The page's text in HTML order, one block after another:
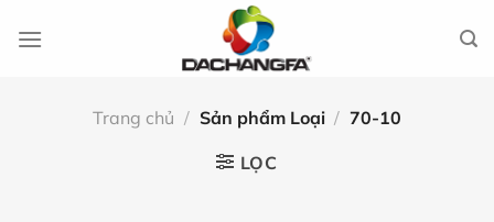
đến
Trang chủ / Sản phẩm Loại / 70-10
LỌC